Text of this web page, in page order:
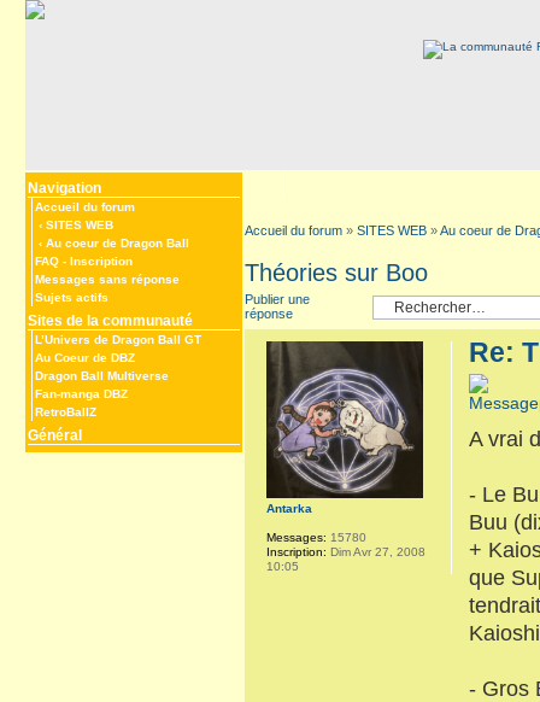
Navigation
Accueil du forum
‹ SITES WEB
‹ Au coeur de Dragon Ball
FAQ - Inscription
Messages sans réponse
Sujets actifs
Sites de la communauté
L’Univers de Dragon Ball GT
Au Coeur de DBZ
Dragon Ball Multiverse
Fan-manga DBZ
RetroBallZ
Général
Accueil du forum » SITES WEB »Au coeur de
Théories sur Boo
Publier une
réponse
Re:
A vrai
- Le
Buu
+
que
- Gros
Antarka
Messages: 15780
Inscription: Dim Avr 27, 2008
10:05